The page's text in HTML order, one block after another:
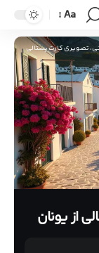
Aa
تصویری کارت پستالی از یونان
از یونان